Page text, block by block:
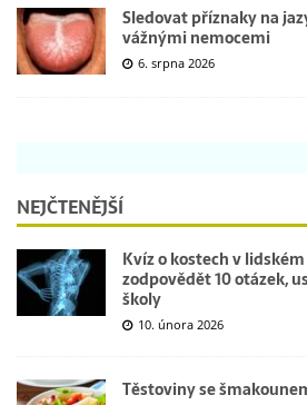
Sledovat příznaky na
vážnými nemocemi
6. srpna 2026
NEJČTENĚJŠÍ
Kvíz o kostech v
zodpovědět 10 otázek,
školy
10. února 2026
Těstoviny se